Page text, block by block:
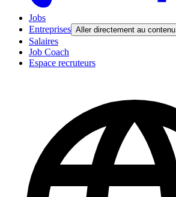
Jobs
Entreprises Aller directement au contenu
Salaires
Job Coach
Espace recruteurs